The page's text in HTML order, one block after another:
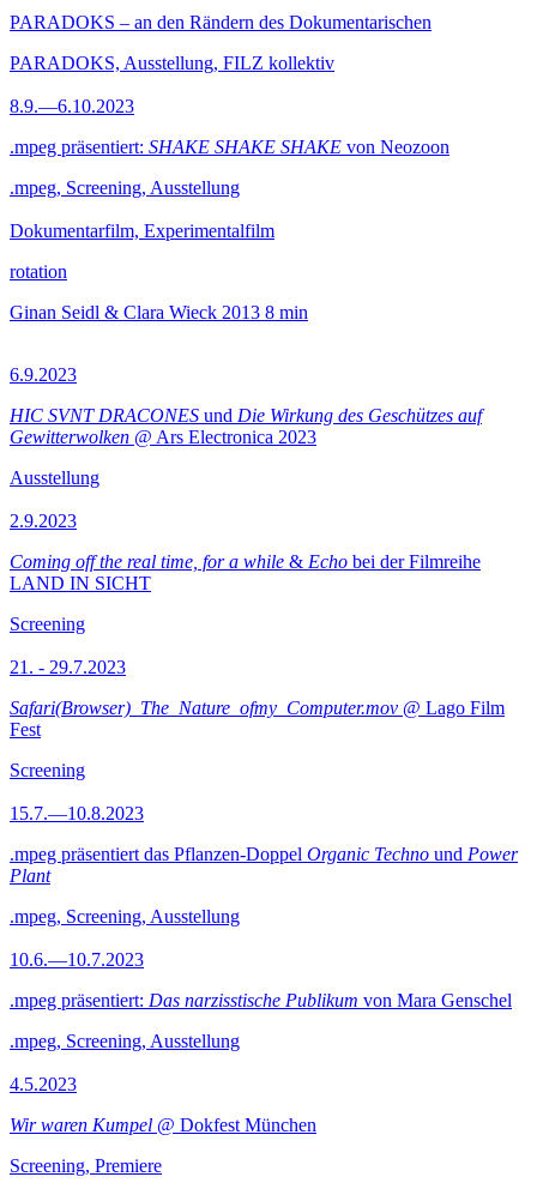
PARADOKS – an den Rändern des Dokumentarischen
PARADOKS, Ausstellung, FILZ kollektiv
8.9.—6.10.2023
.mpeg präsentiert: SHAKE SHAKE SHAKE von Neozoon
.mpeg, Screening, Ausstellung
Dokumentarfilm, Experimentalfilm
rotation
Ginan Seidl & Clara Wieck 2013 8 min
6.9.2023
HIC SVNT DRACONES und Die Wirkung des Geschützes auf
Gewitterwolken @ Ars Electronica 2023
Ausstellung
2.9.2023
Coming off the real time, for a while & Echo bei der Filmreihe
LAND IN SICHT
Screening
21. - 29.7.2023
Safari(Browser)_The_Nature_ofmy_Computer.mov @ Lago Film
Fest
Screening
15.7.—10.8.2023
.mpeg präsentiert das Pflanzen-Doppel Organic Techno und Power
Plant
.mpeg, Screening, Ausstellung
10.6.—10.7.2023
.mpeg präsentiert: Das narzisstische Publikum von Mara Genschel
.mpeg, Screening, Ausstellung
4.5.2023
Wir waren Kumpel @ Dokfest München
Screening, Premiere